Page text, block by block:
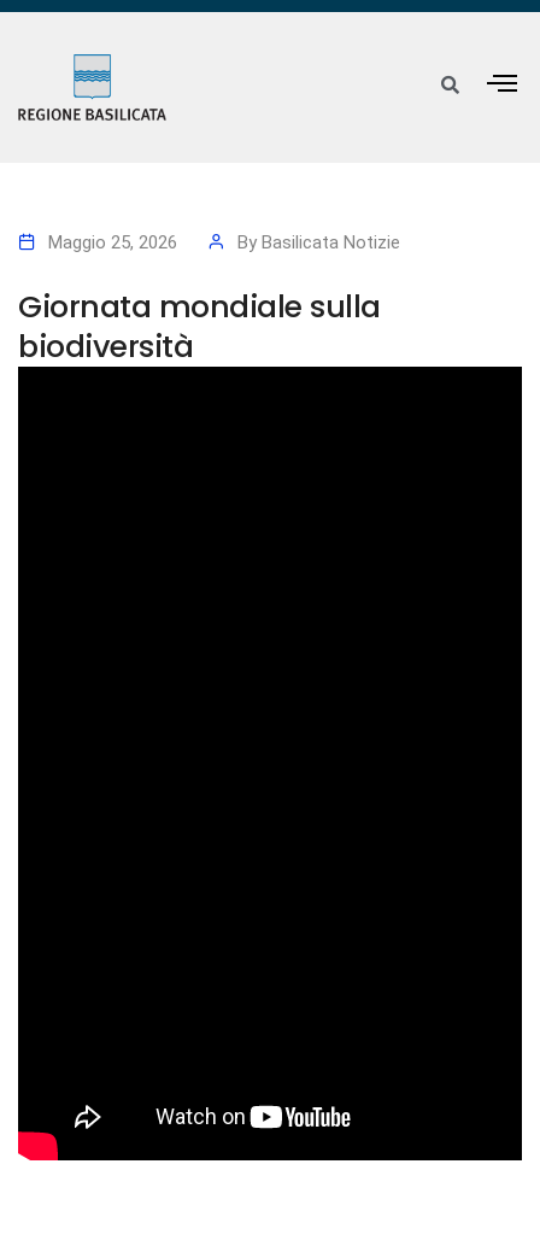
Maggio 25, 2026 By Basilicata Notizie
Giornata mondiale sulla
biodiversità